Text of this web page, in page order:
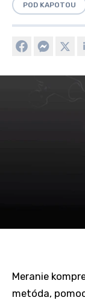
POD KAPOTOU
Meranie
metóda,